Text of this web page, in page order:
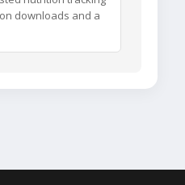
downloads and a